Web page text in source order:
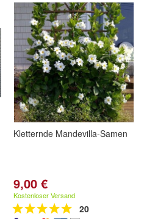
Kletternde Mandevilla-Samen
9,00 €
Kostenloser Versand
20